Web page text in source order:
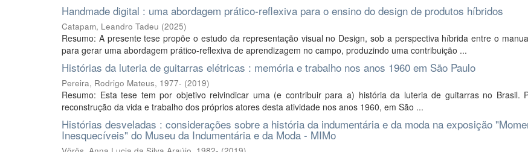
Handmade digital : uma abordagem prático-reflexiva para o ensino do design de produtos híbridos
Catapam, Leandro Tadeu (2025)
Resumo: A presente tese propõe o estudo da representação visual no Design, sob a perspectiva híbrida entre o
para gerar uma abordagem prático-reflexiva de aprendizagem no campo, produzindo uma contribuição ...
Histórias da luteria de guitarras elétricas : memória e trabalho nos anos 1960 em São Paulo
Pereira, Rodrigo Mateus, 1977- (2019)
Resumo: Esta tese tem por objetivo reivindicar uma (e contribuir para a) história da luteria de guitarras no Brasil.
reconstrução da vida e trabalho dos próprios atores desta atividade nos anos 1960, em São ...
Histórias desveladas : considerações sobre a história da indumentária e da moda na exposição
Inesquecíveis" do Museu da Indumentária e da Moda - MIMo